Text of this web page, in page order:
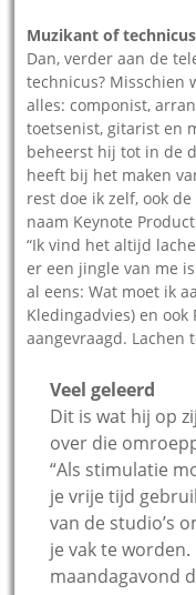
Muzikant of technicus
Dan, verder aan de
technicus? Misschien
alles: componist,
toetsenist, gitarist en
beheerst hij tot in de
heeft bij het maken
rest doe ik zelf, ook
naam Keynote
“Ik vind het altijd
er een jingle van me
al eens: Wat moet ik
Kledingadvies) en
aangevraagd. Lachen
Veel geleerd
Dit is wat hij op
over die
“Als stimulatie
je vrije tijd
van de studio’s
je vak te worden.
maandagavond